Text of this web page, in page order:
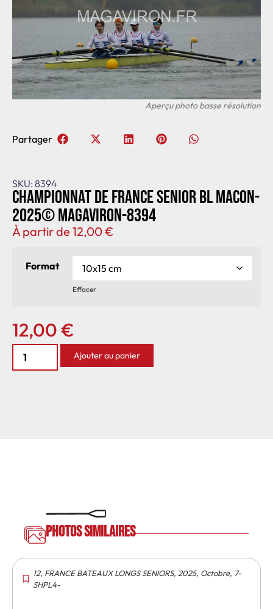
SKU: 8394
Championnat de France senior BL Macon-
2025© MagAviron-8394
À partir de 12,00€
Format
Effacer
12,00€
Ajouter au panier
Partager
Photos similaires
12, FRANCE BATEAUX LONGS SENIORS, 2025, Octobre, 7-
SHPL4-